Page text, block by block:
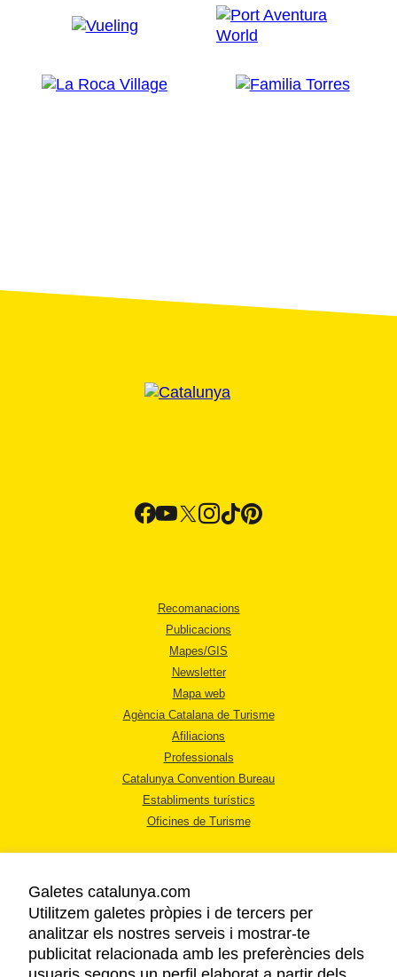
Recomanacions
Publicacions
Mapes/GIS
Newsletter
Mapa web
Agència Catalana de Turisme
Afiliacions
Professionals
Catalunya Convention Bureau
Establiments turístics
Oficines de Turisme
AVÍS LEGAL
POLÍTICA DE PRIVACITAT
Galetes catalunya.com
Utilitzem galetes pròpies i de tercers per
analitzar els nostres serveis i mostrar-te
publicitat relacionada amb les preferències dels